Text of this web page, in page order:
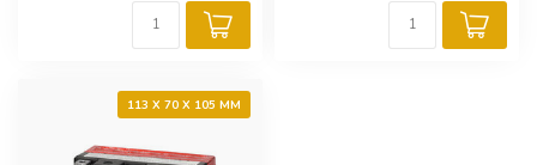
113 X 70 X 105 MM